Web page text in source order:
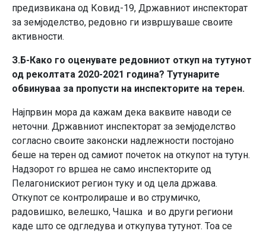
предизвикана од Ковид-19, Државниот инспекторат
за земјоделство, редовно ги извршуваше своите
активности.
З.Б-Како го оценувате редовниот откуп на тутунот
од реколтата 2020-2021 година? Тутунарите
обвинуваа за пропусти на инспекторите на терен.
Најпрвин мора да кажам дека ваквите наводи се
неточни. Државниот инспекторат за земјоделство
согласно своите законски надлежности постојано
беше на терен од самиот почеток на откупот на тутун.
Надзорот го вршеа не само инспекторите од
Пелагонискиот регион туку и од цела држава.
Откупот се контролираше и во струмичко,
радовишко, велешко, Чашка и во други региони
каде што се одгледува и откупува тутунот. Тоа се